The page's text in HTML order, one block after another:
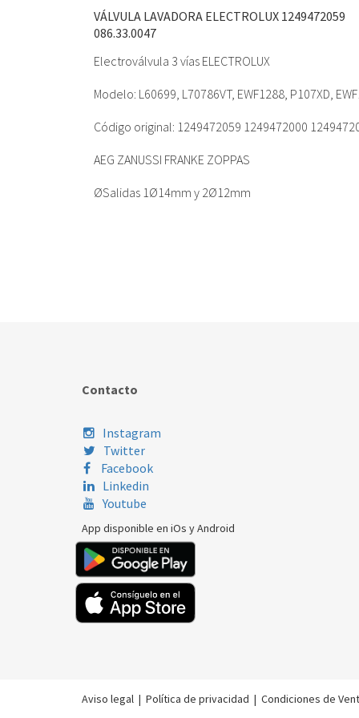
VÁLVULA LAVADORA ELECTROLUX 1249472059
086.33.0047
Electroválvula 3 vías ELECTROLUX
Modelo: L60699, L70786VT, EWF1288, P107XD,
Código original: 1249472059 1249472000
AEG ZANUSSI FRANKE ZOPPAS
ØSalidas 1Ø14mm y 2Ø12mm
Contacto
Instagram
Twitter
Facebook
Linkedin
Youtube
App disponible en iOs y Android
Aviso legal | Política de privacidad | Condiciones de